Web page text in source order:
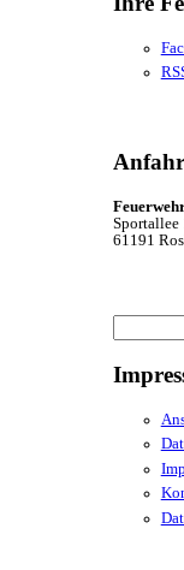
Sportallee
61191
nach: